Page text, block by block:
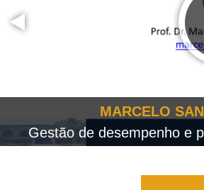
MARCELO
Gestão de desempenho e